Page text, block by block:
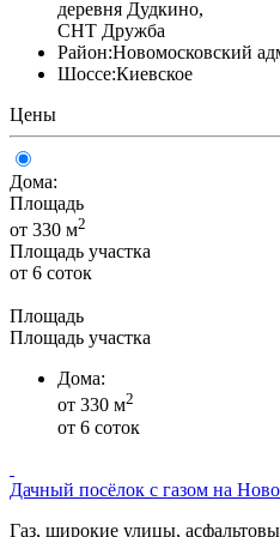
деревня Дудкино,
СНТ Дружба
Район:Новомосковский
Шоссе:Киевское
Цены
Дома:
Площадь
от 330 м2
Площадь участка
от 6 соток
Площадь
Площадь участка
Дома:
от 330 м2
от 6 соток
Дачный посёлок с газом на
Газ, широкие улицы,